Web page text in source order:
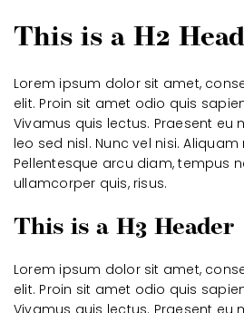
This is a H2
Lorem ipsum dolor sit amet,
elit. Proin sit amet odio quis
Vivamus quis lectus. Praesent eu
leo sed nisl. Nunc vel nisi.
Pellentesque arcu diam, tempus
ullamcorper quis, risus.
This is a H3 Header
Lorem ipsum dolor sit amet,
elit. Proin sit amet odio quis
Vivamus quis lectus. Praesent eu